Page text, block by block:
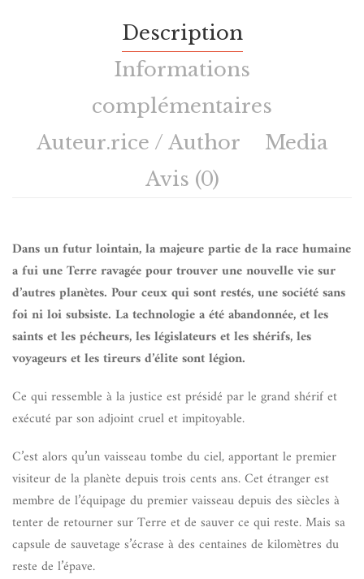
Description
Informations
complémentaires
Auteur.rice / Author
Media
Avis (0)
Dans un futur lointain, la majeure partie de la race humaine
a fui une Terre ravagée pour trouver une nouvelle vie sur
d’autres planètes. Pour ceux qui sont restés, une société sans
foi ni loi subsiste. La technologie a été abandonnée, et les
saints et les pécheurs, les législateurs et les shérifs, les
voyageurs et les tireurs d’élite sont légion.
Ce qui ressemble à la justice est présidé par le grand shérif et
exécuté par son adjoint cruel et impitoyable.
C’est alors qu’un vaisseau tombe du ciel, apportant le premier
visiteur de la planète depuis trois cents ans. Cet étranger est
membre de l’équipage du premier vaisseau depuis des siècles à
tenter de retourner sur Terre et de sauver ce qui reste. Mais sa
capsule de sauvetage s’écrase à des centaines de kilomètres du
reste de l’épave.